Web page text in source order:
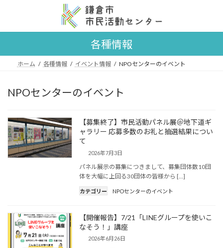
ン
へ
ー
ョ
各種情報
ホーム 各種情報 イベント情報 NPOセンターのイベント
NPOセンターのイベント
【募集終了】市民活動パネル展＠地下道ギ
ャラリー 応募多数のお礼と抽選結果につい
て
2026年7月3日
パネル展示の募集につきまして、募集団体数10団
体を大幅に上回る30団体の皆様から […]
カテゴリー NPOセンターのイベント
【開催報告】7/21「LINEグループを使いこ
なそう！」講座
2026年6月26日